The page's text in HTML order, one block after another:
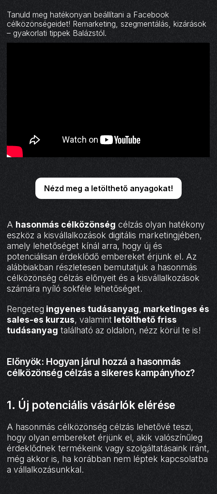
Tanuld meg hatékonyan beállítani a Facebook
célközönségeidet! Remarketing, szegmentálás, kizárások
– gyakorlati tippek Balázstól.
Nézd meg a letölthető anyagokat!
A hasonmás célközönség célzás olyan hatékony
eszköz a kisvállalkozások digitális marketingjében,
amely lehetőséget kínál arra, hogy új és
potenciálisan érdeklődő embereket érjünk el. Az
alábbiakban részletesen bemutatjuk a hasonmás
célközönség célzás előnyeit és a kisvállalkozások
számára nyíló sokféle lehetőséget.
Rengeteg ingyenes tudásanyag, marketinges és
sales-es kurzus, valamint letölthető friss
tudásanyag található az oldalon, nézz körül te is!
Előnyök: Hogyan járul hozzá a hasonmás
célközönség célzás a sikeres kampányhoz?
1. Új potenciális vásárlók elérése
A hasonmás célközönség célzás lehetővé teszi,
hogy olyan embereket érjünk el, akik valószínűleg
érdeklődnek termékeink vagy szolgáltatásaink iránt,
még akkor is, ha korábban nem léptek kapcsolatba
a vállalkozásunkkal.